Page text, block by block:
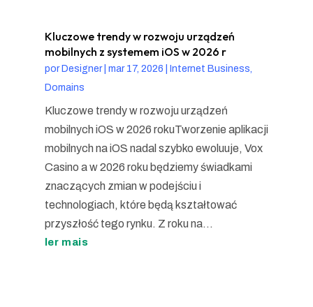
Kluczowe trendy w rozwoju urządzeń
mobilnych z systemem iOS w 2026 r
por Designer| mar 17, 2026
Internet Business,
Domains
Kluczowe trendy w rozwoju urządzeń
mobilnych iOS w 2026 rokuTworzenie aplikacji
mobilnych na iOS nadal szybko ewoluuje, Vox
Casino a w 2026 roku będziemy świadkami
znaczących zmian w podejściu i
technologiach, które będą kształtować
przyszłość tego rynku. Z roku na...
ler mais